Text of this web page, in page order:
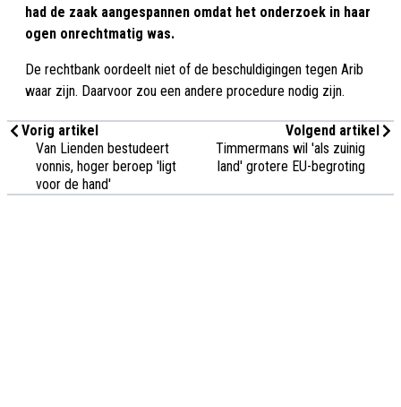
had de zaak aangespannen omdat het onderzoek in haar
ogen onrechtmatig was.
De rechtbank oordeelt niet of de beschuldigingen tegen Arib
waar zijn. Daarvoor zou een andere procedure nodig zijn.
Vorig artikel
Van Lienden bestudeert
vonnis, hoger beroep 'ligt
voor de hand'
Volgend artikel
Timmermans wil 'als zuinig
land' grotere EU-begroting